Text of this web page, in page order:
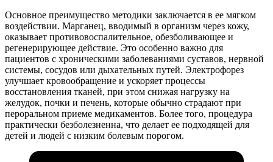
Основное преимущество методики заключается в ее мягком
воздействии. Марганец, вводимый в организм через кожу,
оказывает противовоспалительное, обезболивающее и
регенерирующее действие. Это особенно важно для
пациентов с хроническими заболеваниями суставов, нервной
системы, сосудов или дыхательных путей. Электрофорез
улучшает кровообращение и ускоряет процессы
восстановления тканей, при этом снижая нагрузку на
желудок, почки и печень, которые обычно страдают при
пероральном приеме медикаментов. Более того, процедура
практически безболезненна, что делает ее подходящей для
детей и людей с низким болевым порогом.